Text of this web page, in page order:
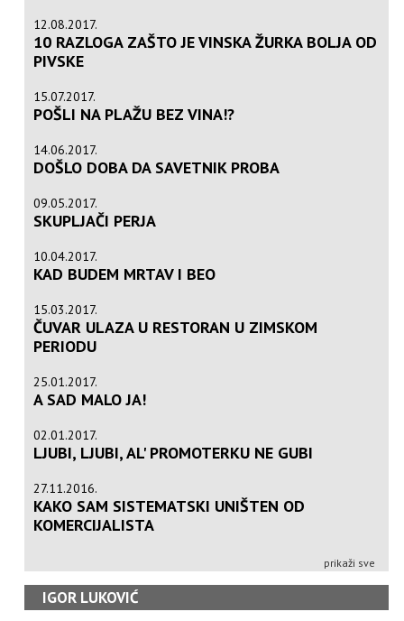
12.08.2017.
10 RAZLOGA ZAŠTO JE VINSKA ŽURKA BOLJA OD
PIVSKE
15.07.2017.
POŠLI NA PLAŽU BEZ VINA!?
14.06.2017.
DOŠLO DOBA DA SAVETNIK PROBA
09.05.2017.
SKUPLJAČI PERJA
10.04.2017.
KAD BUDEM MRTAV I BEO
15.03.2017.
ČUVAR ULAZA U RESTORAN U ZIMSKOM
PERIODU
25.01.2017.
A SAD MALO JA!
02.01.2017.
LJUBI, LJUBI, AL' PROMOTERKU NE GUBI
27.11.2016.
KAKO SAM SISTEMATSKI UNIŠTEN OD
KOMERCIJALISTA
prikaži sve
IGOR LUKOVIĆ